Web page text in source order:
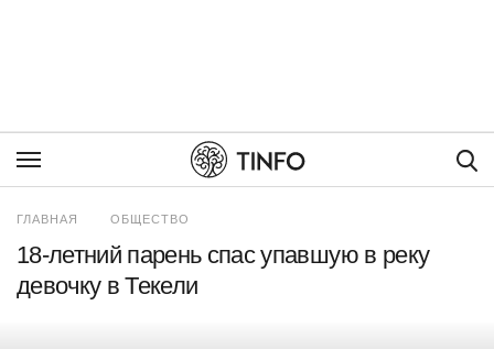
ГЛАВНАЯ ОБЩЕСТВО
18-летний парень спас упавшую в реку
девочку в Текели